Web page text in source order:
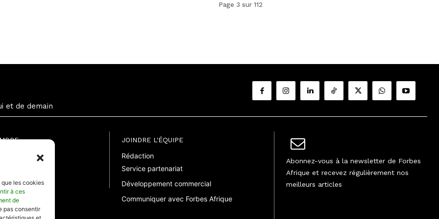
les cookies
à ces
de
pas consentir
Page 3 sur 112
et de demain
JOINDRE L'ÉQUIPE
Rédaction
Service partenariat
Développement commercial
Communiquer avec Forbes Afrique
Abonnez-vous à la newsletter de Forbes
Afrique et recevez régulièrement nos
meilleurs articles